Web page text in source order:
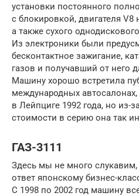
установки постоянного
с блокировкой, двигателя V8
а также сухого
Из электроники были
бесконтактное зажигание,
газов и получавший от него
Машину хорошо встретила
международных
в Лейпциге 1992 года, но из-
стоимости в серию она так
ГАЗ-3111
Здесь мы не много слукавим,
ответ японскому бизнес-
С 1998 по 2002 год машину